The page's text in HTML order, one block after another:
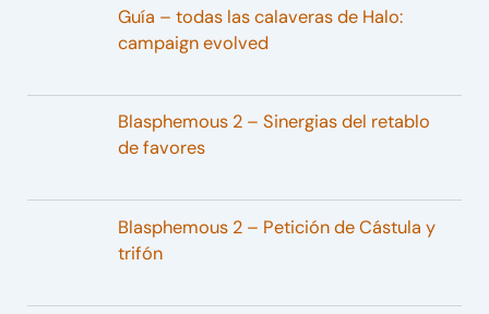
Guía – todas las calaveras de Halo:
campaign evolved
Blasphemous 2 – Sinergias del retablo
de favores
Blasphemous 2 – Petición de Cástula y
trifón